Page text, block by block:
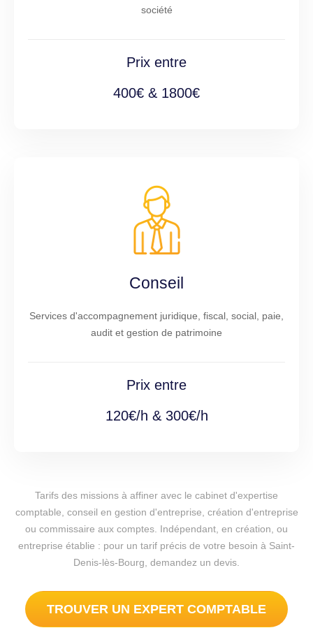
société
Prix entre
400€ & 1800€
Conseil
Services d'accompagnement juridique, fiscal, social, paie,
audit et gestion de patrimoine
Prix entre
120€/h & 300€/h
Tarifs des missions à affiner avec le cabinet d'expertise
comptable, conseil en gestion d'entreprise, création d'entreprise
ou commissaire aux comptes. Indépendant, en création, ou
entreprise établie : pour un tarif précis de votre besoin à Saint-
Denis-lès-Bourg, demandez un devis.
TROUVER UN EXPERT COMPTABLE